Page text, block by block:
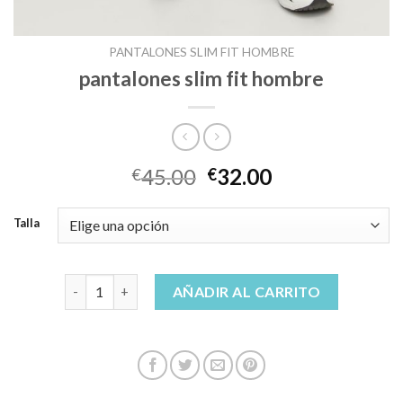
PANTALONES SLIM FIT HOMBRE
pantalones slim fit hombre
€45.00 €32.00
Talla
pantalones slim fit hombre cantidad
AÑADIR AL CARRITO